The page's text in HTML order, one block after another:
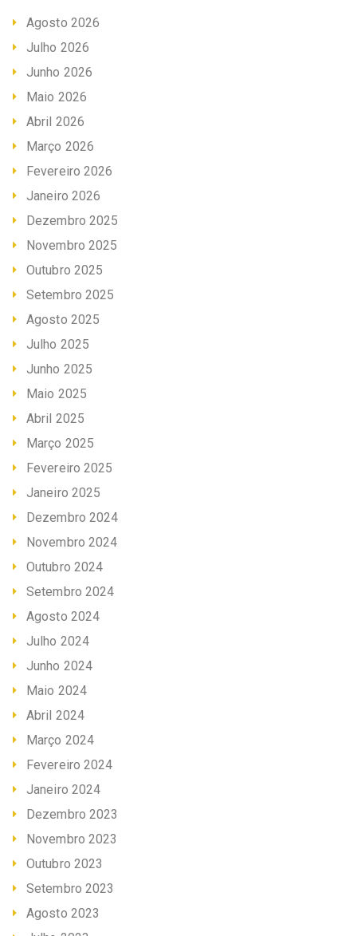
Agosto 2026
Julho 2026
Junho 2026
Maio 2026
Abril 2026
Março 2026
Fevereiro 2026
Janeiro 2026
Dezembro 2025
Novembro 2025
Outubro 2025
Setembro 2025
Agosto 2025
Julho 2025
Junho 2025
Maio 2025
Abril 2025
Março 2025
Fevereiro 2025
Janeiro 2025
Dezembro 2024
Novembro 2024
Outubro 2024
Setembro 2024
Agosto 2024
Julho 2024
Junho 2024
Maio 2024
Abril 2024
Março 2024
Fevereiro 2024
Janeiro 2024
Dezembro 2023
Novembro 2023
Outubro 2023
Setembro 2023
Agosto 2023